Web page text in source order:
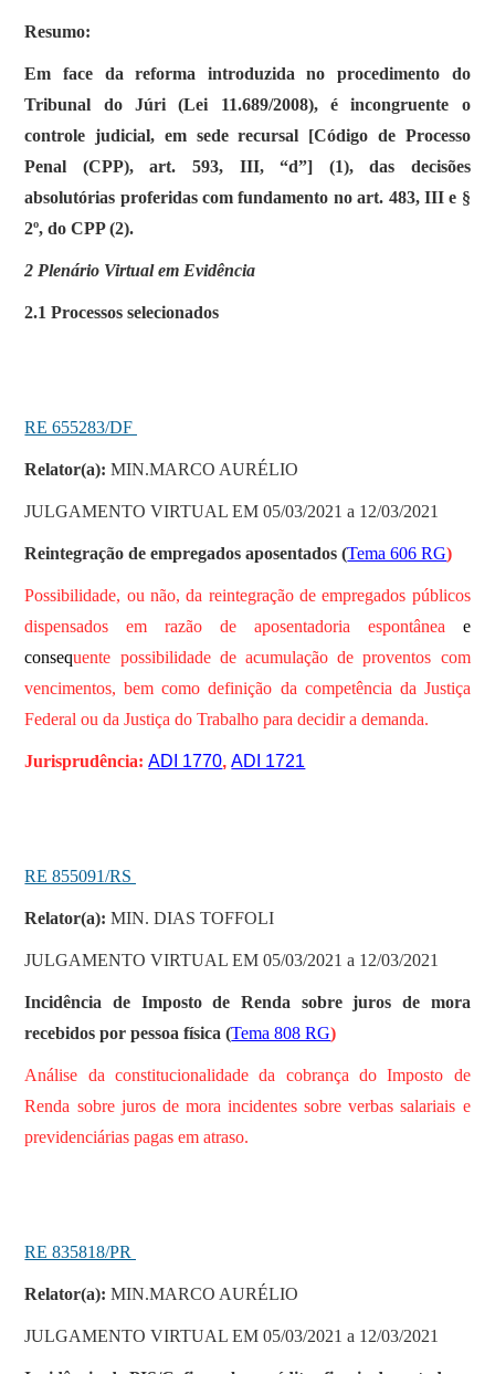
Resumo:
Em face da reforma introduzida no procedimento do
Tribunal do Júri (Lei 11.689/2008), é incongruente o
controle judicial, em sede recursal [Código de Processo
Penal (CPP), art. 593, III, “d”] (1), das decisões
absolutórias proferidas com fundamento no art. 483, III e §
2º, do CPP (2).
2 Plenário Virtual em Evidência
2.1 Processos selecionados
RE 655283/DF
Relator(a): MIN.MARCO AURÉLIO
JULGAMENTO VIRTUAL EM 05/03/2021 a 12/03/2021
Reintegração de empregados aposentados (Tema 606 RG)
Possibilidade, ou não, da reintegração de empregados públicos
dispensados em razão de aposentadoria espontânea e
consequente possibilidade de acumulação de proventos com
vencimentos, bem como definição da competência da Justiça
Federal ou da Justiça do Trabalho para decidir a demanda.
Jurisprudência:ADI 1770,ADI 1721
RE 855091/RS
Relator(a): MIN. DIAS TOFFOLI
JULGAMENTO VIRTUAL EM 05/03/2021 a 12/03/2021
Incidência de Imposto de Renda sobre juros de mora
recebidos por pessoa física (Tema 808 RG)
Análise da constitucionalidade da cobrança do Imposto de
Renda sobre juros de mora incidentes sobre verbas salariais e
previdenciárias pagas em atraso.
RE 835818/PR
Relator(a): MIN.MARCO AURÉLIO
JULGAMENTO VIRTUAL EM 05/03/2021 a 12/03/2021